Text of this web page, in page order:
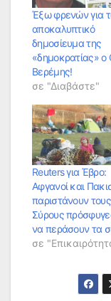
Έξω φρενών για
αποκαλυπτικό
δημοσίευμα της
«δημοκρατίας» ο
Βερέμης!
σε "Διαβάστε"
Reuters για Έβρο:
Αφγανοί και
παριστάνουν τους
Σύρους
να περάσουν τα
σε